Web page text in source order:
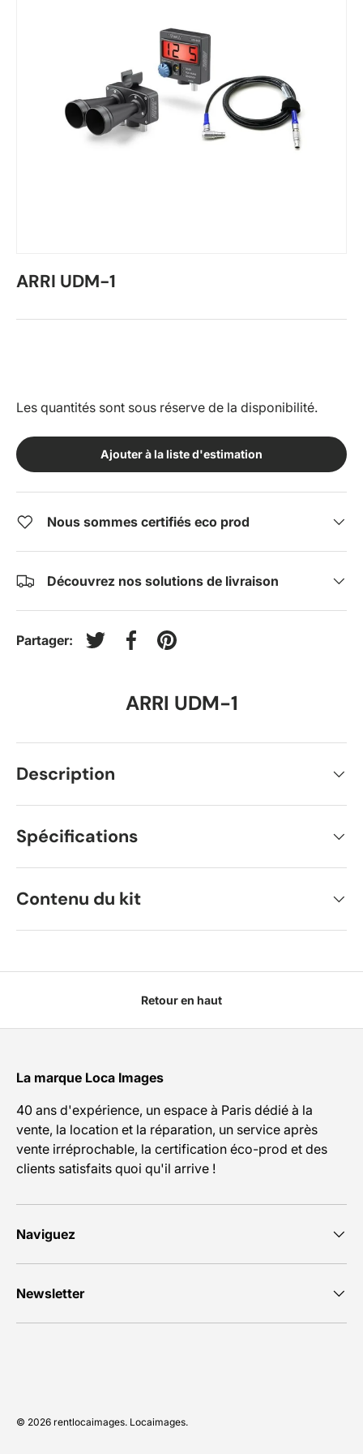
ARRI UDM-1
Les quantités sont sous réserve de la disponibilité.
Ajouter à la liste d'estimation
Nous sommes certifiés eco prod
Découvrez nos solutions de livraison
Partager:
Tweeter sur Twitter
Partager sur Facebook
Épingler sur Pinterest
ARRI UDM-1
Description
Spécifications
Contenu du kit
Retour en haut
La marque Loca Images
40 ans d'expérience, un espace à Paris dédié à la
vente, la location et la réparation, un service après
vente irréprochable, la certification éco-prod et des
clients satisfaits quoi qu'il arrive !
Naviguez
Newsletter
© 2026 rentlocaimages. Locaimages.